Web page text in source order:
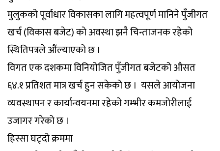
मुलुकको पूर्वाधार विकासका लागि महत्वपूर्ण मानिने पुँजीगत
खर्च (विकास बजेट) को अवस्था झनै चिन्ताजनक रहेको
स्थितिपत्रले औंल्याएको छ ।
विगत एक दशकमा विनियोजित पुँजीगत बजेटको औसत
६४.१ प्रतिशत मात्र खर्च हुन सकेको छ । यसले आयोजना
व्यवस्थापन र कार्यान्वयनमा रहेको गम्भीर कमजोरीलाई
उजागर गरेको छ ।
हिस्सा घट्दो क्रममा